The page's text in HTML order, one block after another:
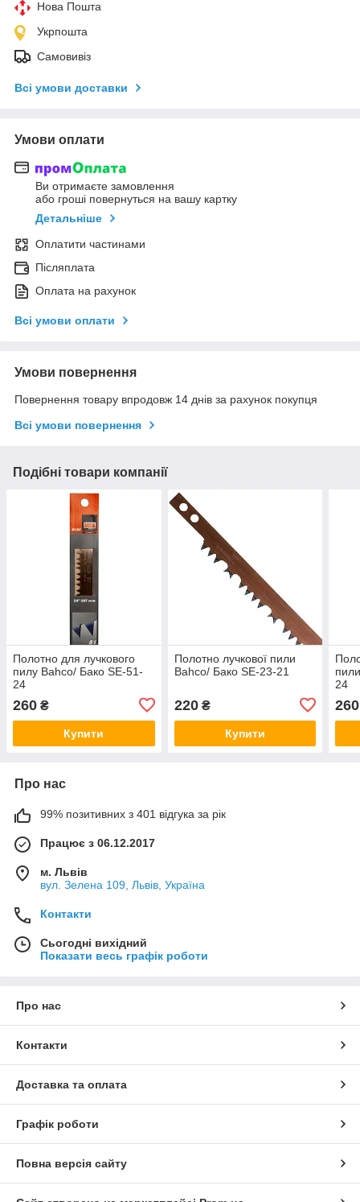
Нова Пошта
Укрпошта
Самовивіз
Всі умови доставки
Умови оплати
Ви отримаєте замовлення
або гроші повернуться на вашу картку
Детальніше
Оплатити частинами
Післяплата
Оплата на рахунок
Всі умови оплати
Умови повернення
Повернення товару впродовж 14 днів за рахунок покупця
Всі умови повернення
Подібні товари компанії
Полотно для лучкового
пилу Bahco/ Бако SE-51-
24
260 ₴
Купити
Полотно лучкової пили
Bahco/ Бако SE-23-21
220₴
Купити
24
260
Про нас
99% позитивних з 401 відгука за рік
Працює з 06.12.2017
м. Львів
вул. Зелена 109, Львів, Україна
Контакти
Сьогодні вихідний
Показати весь графік роботи
Про нас
Контакти
Доставка та оплата
Графік роботи
Повна версія сайту